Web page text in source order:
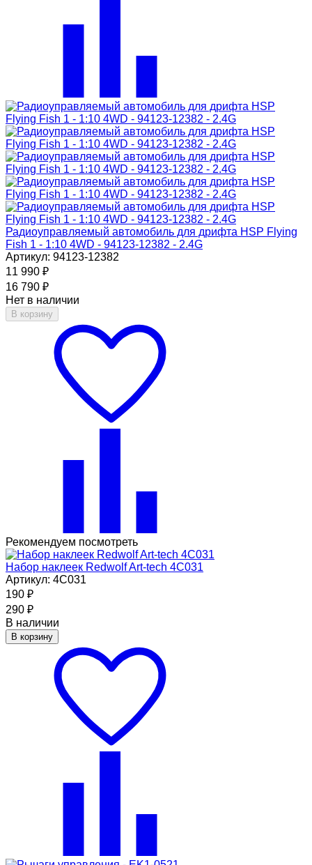
Радиоуправляемый автомобиль для дрифта HSP Flying
Fish 1 - 1:10 4WD - 94123-12382 - 2.4G
Артикул: 94123-12382
11 990 ₽
16 790 ₽
Нет в наличии
В корзину
Рекомендуем посмотреть
Набор наклеек Redwolf Art-tech 4C031
Артикул: 4C031
190 ₽
290 ₽
В наличии
В корзину